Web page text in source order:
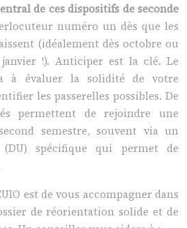
de ces dispositifs de seconde
numéro un dès que les
(idéalement dès octobre ou
!). Anticiper est la clé. Le
à évaluer la solidité de votre
les passerelles possibles. De
permettent de rejoindre une
semestre, souvent via un
(DU) spécifique qui permet de
est de vous accompagner dans
de réorientation solide et de